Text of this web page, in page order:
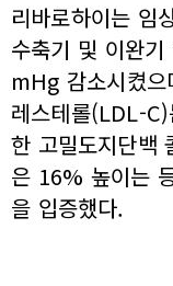
리바로하이는 임
수축기 및 이완
mHg 감소시켰으
레스테롤(LDL-
한 고밀도지단백
은 16% 높이는
을 입증했다.